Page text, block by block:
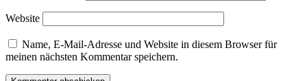
Website
Name, E-Mail-Adresse und Website in diesem Browser für
meinen nächsten Kommentar speichern.